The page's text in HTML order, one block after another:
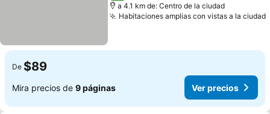
a 4.1 km de: Centro de la ciudad
Habitaciones amplias con vistas a la ciudad
De $89
Mira precios de 9 páginas Ver precios